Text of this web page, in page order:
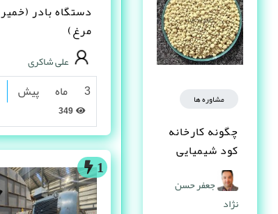
مشاوره ها
چگونه کارخانه
کود شیمیایی
تاسیس کنم ؟
جعفر حسن
نژاد
دستگاه بادر (خمیر
مرغ)
علی شاکری
3 ماه پیش
1